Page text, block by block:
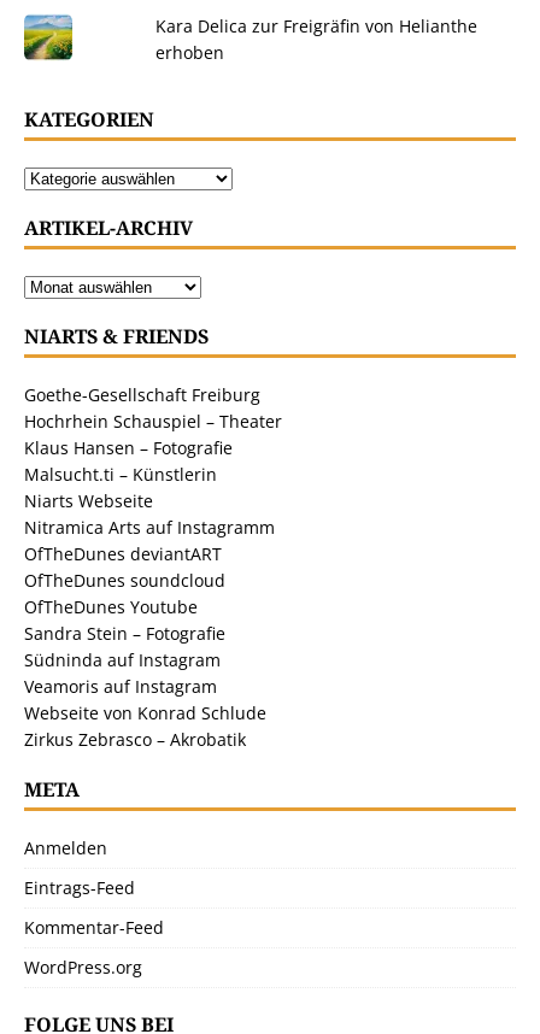
Kara Delica zur Freigräfin von Helianthe
erhoben
KATEGORIEN
ARTIKEL-ARCHIV
NIARTS & FRIENDS
Goethe-Gesellschaft Freiburg
Hochrhein Schauspiel – Theater
Klaus Hansen – Fotografie
Malsucht.ti – Künstlerin
Niarts Webseite
Nitramica Arts auf Instagramm
OfTheDunes deviantART
OfTheDunes soundcloud
OfTheDunes Youtube
Sandra Stein – Fotografie
Südninda auf Instagram
Veamoris auf Instagram
Webseite von Konrad Schlude
Zirkus Zebrasco – Akrobatik
META
Anmelden
Eintrags-Feed
Kommentar-Feed
WordPress.org
FOLGE UNS BEI